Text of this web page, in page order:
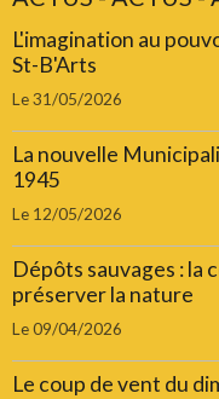
L'imagination au
St-B'Arts
Le 31/05/2026
La nouvelle
1945
Le 12/05/2026
Dépôts sauvages : la
préserver la nature
Le 09/04/2026
Le coup de vent du